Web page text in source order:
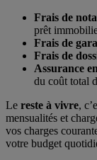
Frais de
prêt
Frais de
Frais de
Assurance
du coût total
Le reste à vivre,
mensualités et
vos charges
votre budget